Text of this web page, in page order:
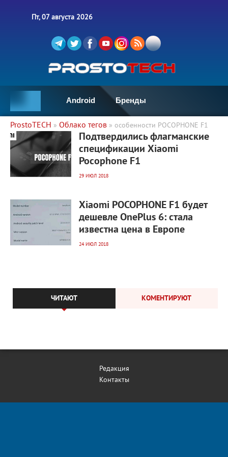
Пт, 07 августа 2026
Android Бренды
ProstoTECH » Облако тегов » особенности POCOPHONE F1
4 522 0
Подтвердились флагманские
спецификации Xiaomi
Pocophone F1
29 ИЮЛ 2018
Xiaomi POCOPHONE F1 будет
дешевле OnePlus 6: стала
известна цена в Европе
24 ИЮЛ 2018
ЧИТАЮТ КОМЕНТИРУЮТ
Редакция
Контакты